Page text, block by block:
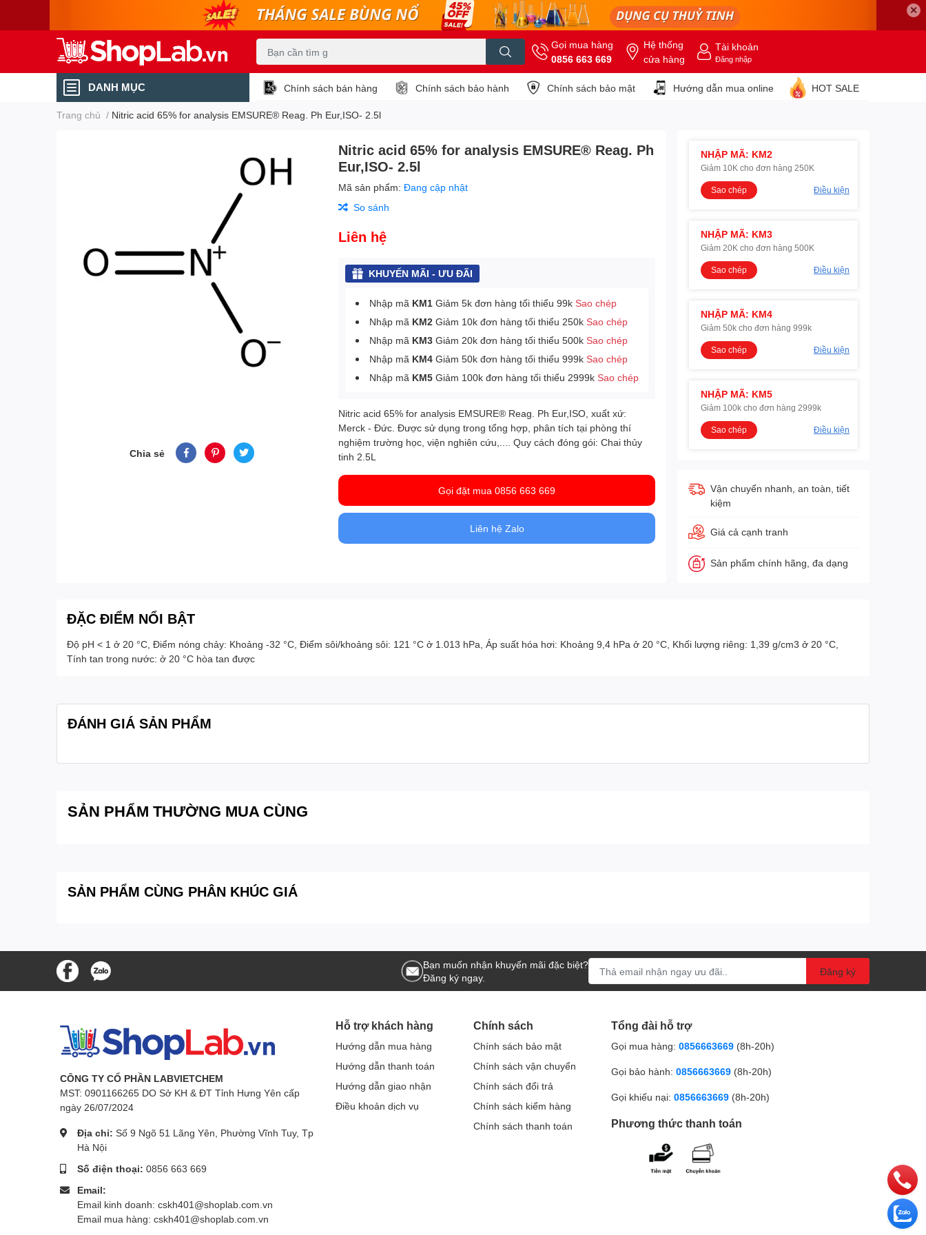
✕
Gọi mua hàng
0856 663 669
Hệ thống
cửa hàng
Tài khoản
Đăng nhập
DANH MỤC Chính sách bán hàng Chính sách bảo hành Chính sách bảo mật Hướng dẫn mua online HOT SALE
Trang chủ / Nitric acid 65% for analysis EMSURE® Reag. Ph Eur,ISO- 2.5l
Chia sẻ
Nitric acid 65% for analysis EMSURE® Reag. Ph
Eur,ISO- 2.5l
Mã sản phẩm:Đang cập nhật
So sánh
Liên hệ
KHUYẾN MÃI - ƯU ĐÃI
Nhập mã KM1 Giảm 5k đơn hàng tối thiểu 99kSao chép
Nhập mã KM2 Giảm 10k đơn hàng tối thiểu 250kSao chép
Nhập mã KM3 Giảm 20k đơn hàng tối thiểu 500kSao chép
Nhập mã KM4 Giảm 50k đơn hàng tối thiểu 999kSao chép
Nhập mã KM5 Giảm 100k đơn hàng tối thiểu 2999kSao chép
Nitric acid 65% for analysis EMSURE® Reag. Ph Eur,ISO, xuất xứ:
Merck - Đức. Được sử dụng trong tổng hợp, phân tích tại phòng thí
nghiệm trường học, viện nghiên cứu,.... Quy cách đóng gói: Chai thủy
tinh 2.5L
Gọi đặt mua 0856 663 669
Liên hệ Zalo
NHẬP MÃ: KM2
Giảm 10K cho đơn hàng 250K
Sao chép Điều kiện
NHẬP MÃ: KM3
Giảm 20K cho đơn hàng 500K
Sao chép Điều kiện
NHẬP MÃ: KM4
Giảm 50k cho đơn hàng 999k
Sao chép Điều kiện
NHẬP MÃ: KM5
Giảm 100k cho đơn hàng 2999k
Sao chép Điều kiện
Vận chuyển nhanh, an toàn, tiết
kiệm
Giá cả cạnh tranh
Sản phẩm chính hãng, đa dạng
ĐẶC ĐIỂM NỔI BẬT
Độ pH < 1 ở 20 °C, Điểm nóng chảy: Khoảng -32 °C, Điểm sôi/khoảng sôi: 121 °C ở 1.013 hPa, Áp suất hóa hơi: Khoảng 9,4 hPa ở 20 °C, Khối lượng riêng: 1,39 g/cm3 ở 20 °C,
Tính tan trong nước: ở 20 °C hòa tan được
ĐÁNH GIÁ SẢN PHẨM
SẢN PHẨM THƯỜNG MUA CÙNG
SẢN PHẨM CÙNG PHÂN KHÚC GIÁ
Bạn muốn nhận khuyến mãi đặc biệt?
Đăng ký ngay.
Đăng ký
CÔNG TY CỔ PHẦN LABVIETCHEM
MST: 0901166265 DO Sở KH & ĐT Tỉnh Hưng Yên cấp
ngày 26/07/2024
Địa chỉ: Số 9 Ngõ 51 Lãng Yên, Phường Vĩnh Tuy, Tp
Hà Nội
Số điện thoại: 0856 663 669
Email:
Email kinh doanh: cskh401@shoplab.com.vn
Email mua hàng: cskh401@shoplab.com.vn
Hỗ trợ khách hàng
Hướng dẫn mua hàng
Hướng dẫn thanh toán
Hướng dẫn giao nhận
Điều khoản dịch vụ
Chính sách
Chính sách bảo mật
Chính sách vận chuyển
Chính sách đổi trả
Chính sách kiểm hàng
Chính sách thanh toán
Tổng đài hỗ trợ
Gọi mua hàng: 0856663669 (8h-20h)
Gọi bảo hành: 0856663669 (8h-20h)
Gọi khiếu nại: 0856663669 (8h-20h)
Phương thức thanh toán